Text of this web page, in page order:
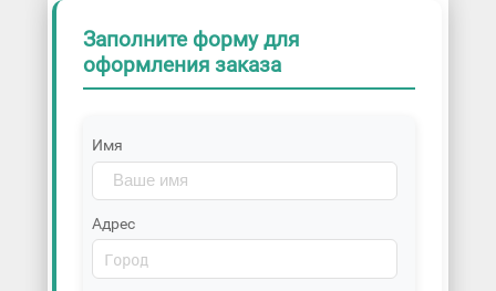
Заполните форму для
оформления заказа
Имя
Адрес